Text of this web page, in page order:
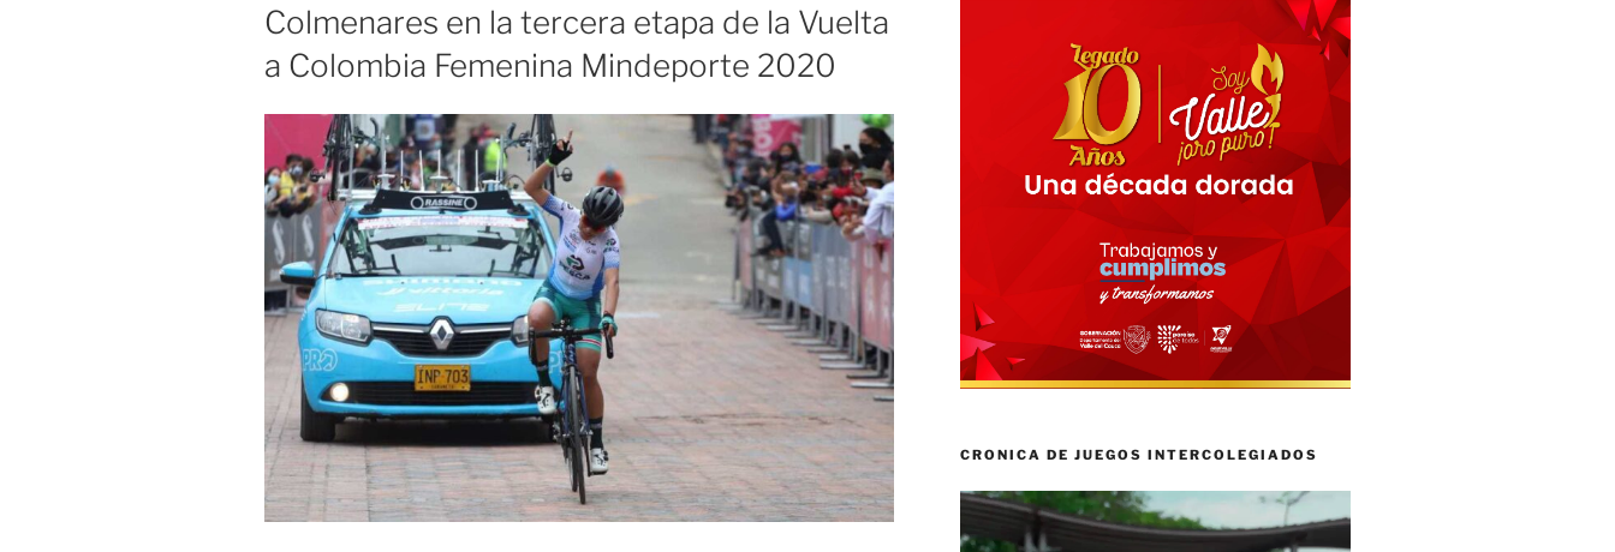
Vuelta
Colombia
2022»
Colmenares en la tercera etapa de la Vuelta
a Colombia Femenina Mindeporte 2020
CRONICA DE JUEGOS INTERCOLEGIADOS
Reproductor